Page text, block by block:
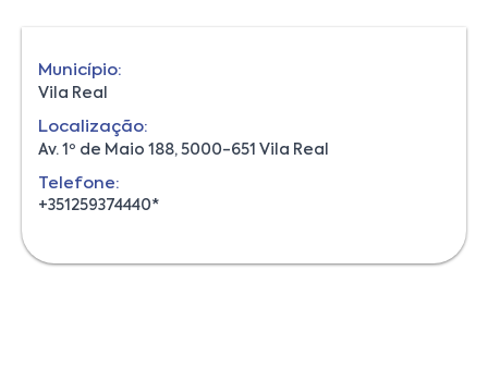
Município:
Vila Real
Localização:
Av. 1º de Maio 188, 5000-651 Vila Real
Telefone:
+351259374440*